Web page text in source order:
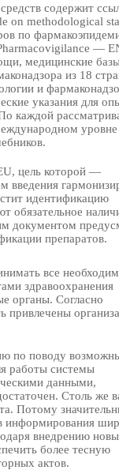
содержит
on methodological
по
—
медицинские
из 18
и
указания для
каждой
уровне
цель которой —
введения
идентификацию
обязательное
документом
препаратов.
все
здравоохранения
органы. Согласно
привлечены
по поводу
работы системы
данными,
Столь же
Потому
информирования
внедрению
более тесную
актов.